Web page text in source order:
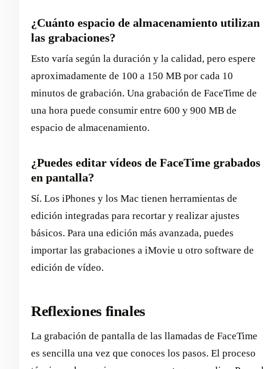
¿Cuánto espacio de almacenamiento utilizan
las grabaciones?
Esto varía según la duración y la calidad, pero espere
aproximadamente de 100 a 150 MB por cada 10
minutos de grabación. Una grabación de FaceTime de
una hora puede consumir entre 600 y 900 MB de
espacio de almacenamiento.
¿Puedes editar vídeos de FaceTime grabados
en pantalla?
Sí. Los iPhones y los Mac tienen herramientas de
edición integradas para recortar y realizar ajustes
básicos. Para una edición más avanzada, puedes
importar las grabaciones a iMovie u otro software de
edición de vídeo.
Reflexiones finales
La grabación de pantalla de las llamadas de FaceTime
es sencilla una vez que conoces los pasos. El proceso